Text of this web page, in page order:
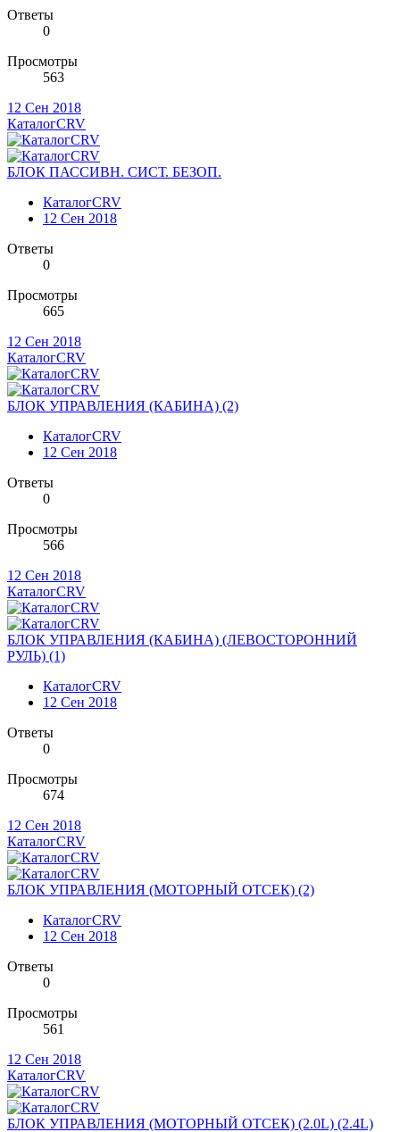
Ответы
0
Просмотры
563
12 Сен 2018
КаталогCRV
БЛОК ПАССИВН. СИСТ. БЕЗОП.
КаталогCRV
12 Сен 2018
Ответы
0
Просмотры
665
12 Сен 2018
КаталогCRV
БЛОК УПРАВЛЕНИЯ (КАБИНА) (2)
КаталогCRV
12 Сен 2018
Ответы
0
Просмотры
566
12 Сен 2018
КаталогCRV
БЛОК УПРАВЛЕНИЯ (КАБИНА) (ЛЕВОСТОРОННИЙ
РУЛЬ) (1)
КаталогCRV
12 Сен 2018
Ответы
0
Просмотры
674
12 Сен 2018
КаталогCRV
БЛОК УПРАВЛЕНИЯ (МОТОРНЫЙ ОТСЕК) (2)
КаталогCRV
12 Сен 2018
Ответы
0
Просмотры
561
12 Сен 2018
КаталогCRV
БЛОК УПРАВЛЕНИЯ (МОТОРНЫЙ ОТСЕК) (2.0L) (2.4L)